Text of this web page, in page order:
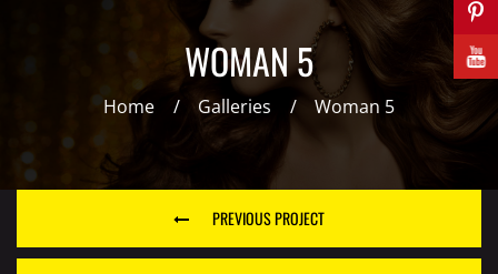
WOMAN 5
Home Galleries Woman 5
PREVIOUS PROJECT